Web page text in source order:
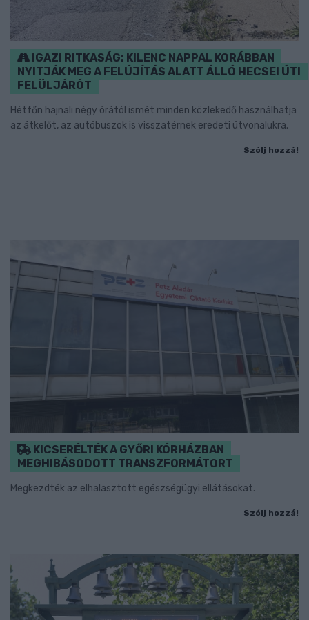
IGAZI RITKASÁG: KILENC NAPPAL KORÁBBAN
NYITJÁK MEG A FELÚJÍTÁS ALATT ÁLLÓ HECSEI ÚTI
FELÜLJÁRÓT
Hétfőn hajnali négy órától ismét minden közlekedő használhatja
az átkelőt, az autóbuszok is visszatérnek eredeti útvonalukra.
Szólj hozzá!
KICSERÉLTÉK A GYŐRI KÓRHÁZBAN
MEGHIBÁSODOTT TRANSZFORMÁTORT
Megkezdték az elhalasztott egészségügyi ellátásokat.
Szólj hozzá!